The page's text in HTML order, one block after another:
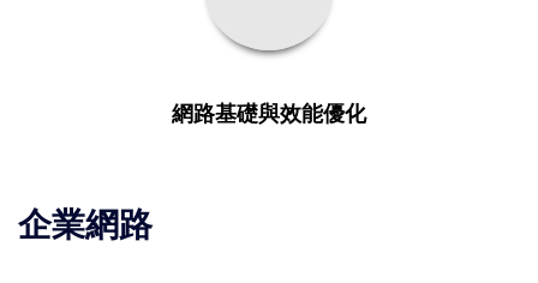
網路基礎與效能優化
企業網路